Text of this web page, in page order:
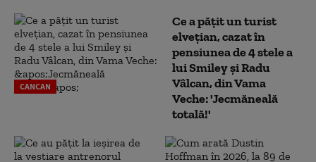
CANCAN
Ce a pățit un turist
elvețian, cazat în
pensiunea de 4 stele a
lui Smiley și Radu
Vâlcan, din Vama
Veche: 'Jecmăneală
totală!'